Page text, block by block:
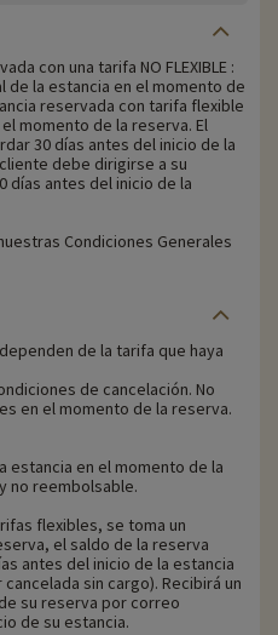
con una tarifa NO FLEXIBLE :
la estancia en el momento de
reservada con tarifa flexible
momento de la reserva. El
30 días antes del inicio de la
debe dirigirse a su
días antes del inicio de la
Condiciones Generales
de la tarifa que haya
de cancelación. No
en el momento de la reserva.
en el momento de la
no reembolsable.
flexibles, se toma un
el saldo de la reserva
antes del inicio de la estancia
sin cargo). Recibirá un
su reserva por correo
de su estancia.